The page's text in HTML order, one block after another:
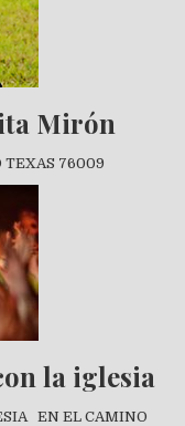
Mirón
TEXAS 76009
la iglesia
EN EL CAMINO